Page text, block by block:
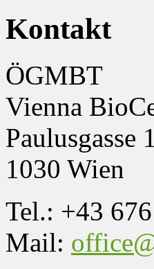
Kontakt
ÖGMBT
Vienna
Paulusgasse
1030 Wien
Tel.: +43
Mail: